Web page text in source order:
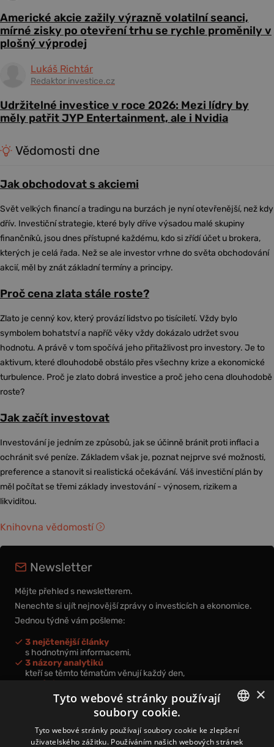
Americké akcie zažily výrazně volatilní seanci,
mírné zisky po otevření trhu se rychle proměnily v
plošný výprodej
Lukáš Richtár
Redaktor investice.cz
Udržitelné investice v roce 2026: Mezi lídry by
měly patřit JYP Entertainment, ale i Nvidia
Vědomosti dne
Jak obchodovat s akciemi
Svět velkých financí a tradingu na burzách je nyní otevřenější, než kdy
dřív. Investiční strategie, které byly dříve výsadou malé skupiny
finančníků, jsou dnes přístupné každému, kdo si zřídí účet u brokera,
kterých je celá řada. Než se ale investor vrhne do světa obchodování
akcií, měl by znát základní termíny a principy.
Proč cena zlata stále roste?
Zlato je cenný kov, který provází lidstvo po tisíciletí. Vždy bylo
symbolem bohatství a napříč věky vždy dokázalo udržet svou
hodnotu. A právě v tom spočívá jeho přitažlivost pro investory. Je to
aktivum, které dlouhodobě obstálo přes všechny krize a ekonomické
turbulence. Proč je zlato dobrá investice a proč jeho cena dlouhodobě
roste?
Jak začít investovat
Investování je jedním ze způsobů, jak se účinně bránit proti inflaci a
ochránit své peníze. Základem však je, poznat nejprve své možnosti,
preference a stanovit si realistická očekávání. Váš investiční plán by
měl počítat se třemi základy investování - výnosem, rizikem a
likviditou.
Knihovna vědomostí
Newsletter
Mějte přehled s newsletterem.
Nenechte si ujít nejnovější zprávy o investicích a ekonomice.
Jednou týdně vám pošleme:
3 nejčtenější články
s hodnotnými informacemi,
3 názory analytiků
kteří se těmto tématům věnují každý den,
nová videa a podcasty
k prohloubení vašich znalostí.
CZECH
×
Tyto webové stránky používají
soubory cookie.
Tyto webové stránky používají soubory cookie ke zlepšení
uživatelského zážitku. Používáním našich webových stránek